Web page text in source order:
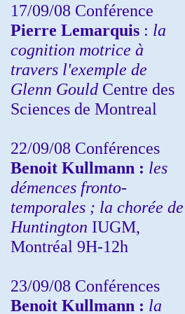
17/09/08 Conférence
Pierre Lemarquis : la
cognition motrice à
travers l'exemple de
Glenn Gould Centre des
Sciences de Montreal
22/09/08 Conférences
Benoit Kullmann : les
démences fronto-
temporales ; la chorée de
Huntington IUGM,
Montréal 9H-12h
23/09/08 Conférences
Benoit Kullmann : la